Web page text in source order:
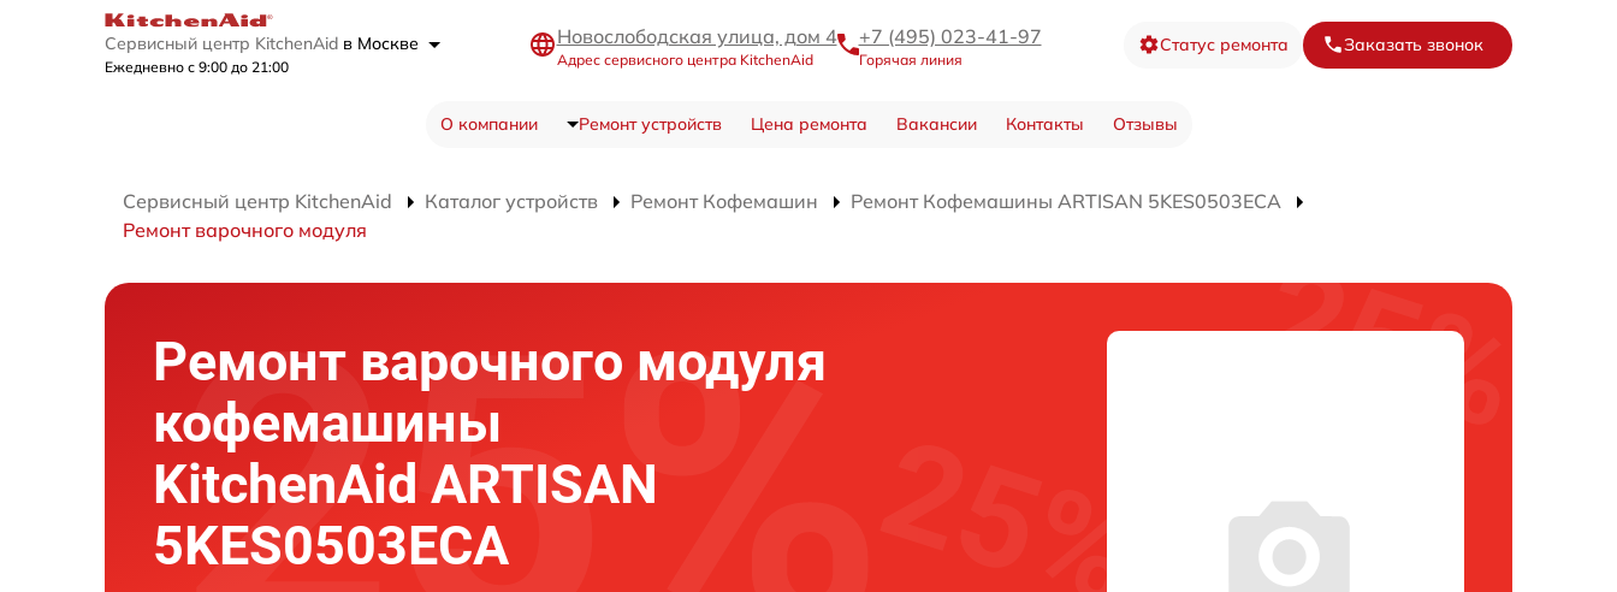
Сервисный центр KitchenAid в Москве
Ежедневно с 9:00 до 21:00
Новослободская улица, дом 4
Адрес сервисного центра KitchenAid
+7 (495) 023-41-97
Горячая линия
Статус ремонта Заказать звонок
О компании Ремонт устройств Цена ремонта Вакансии Контакты Отзывы
Сервисный центр KitchenAid Каталог устройств Ремонт Кофемашин
Ремонт Кофемашины ARTISAN 5KES0503ECA
Ремонт варочного модуля
Ремонт варочного модуля
кофемашины
KitchenAid ARTISAN
5KES0503ECA